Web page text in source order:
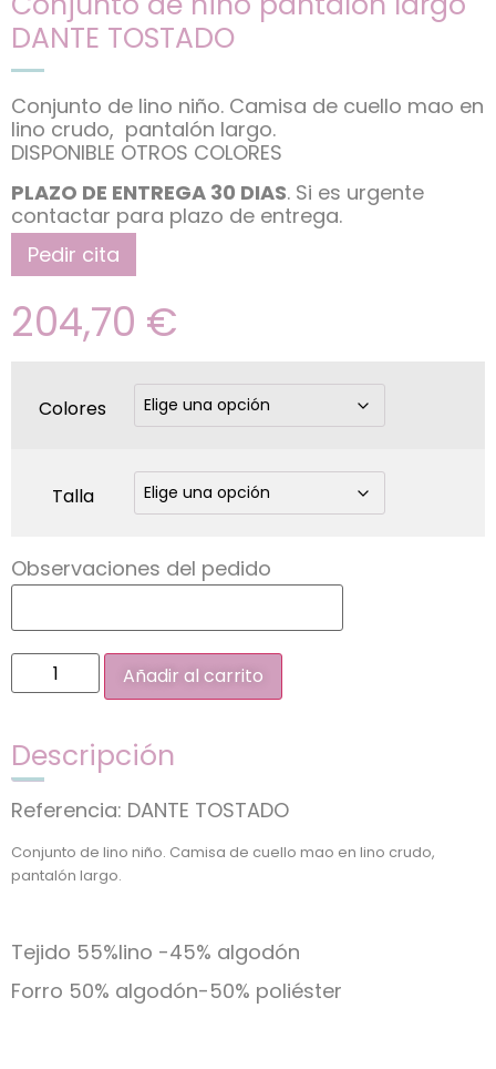
DANTE TOSTADO
Conjunto de lino niño. Camisa de cuello mao en
lino crudo, pantalón largo.
DISPONIBLE OTROS COLORES
PLAZO DE ENTREGA 30 DIAS. Si es urgente
contactar para plazo de entrega.
Pedir cita
204,70 €
Colores
Talla
Observaciones del pedido
Añadir al carrito
Descripción
Referencia: DANTE TOSTADO
Conjunto de lino niño. Camisa de cuello mao en lino crudo,
pantalón largo.
Tejido 55%lino -45% algodón
Forro 50% algodón-50% poliéster